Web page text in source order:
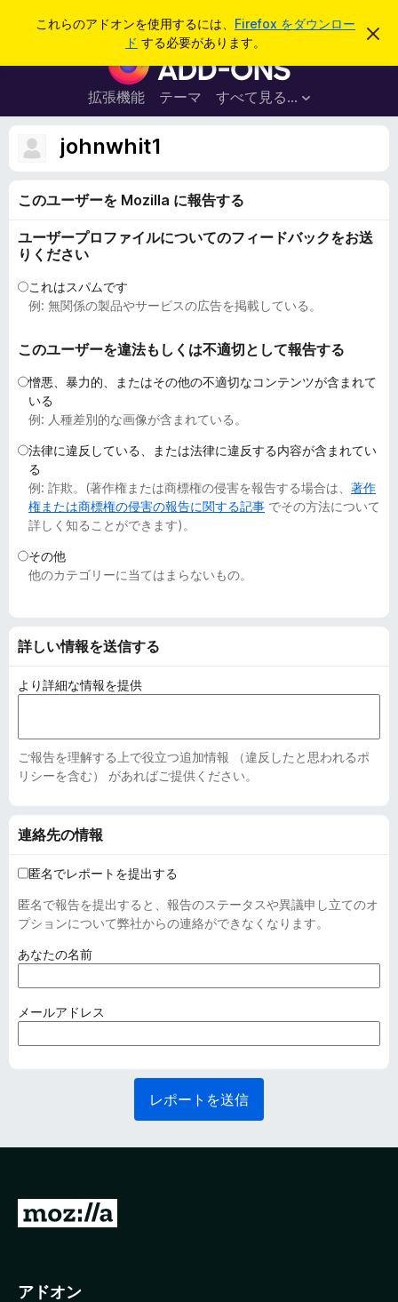
これらのアドオンを使用するには、 Firefox をダウンロー
ド する必要があります。
こ
を
F
i
r
e
ブ
ウ
ア
オ
拡張機能 テーマ すべて見る...
ログイン
johnwhit1
このユーザーを Mozilla に報告する
ユーザープロファイルについてのフィードバックをお送
りください
これはスパムです
例: 無関係の製品やサービスの広告を掲載している。
このユーザーを違法もしくは不適切として報告する
憎悪、暴力的、またはその他の不適切なコンテンツが含まれて
いる
例: 人種差別的な画像が含まれている。
法律に違反している、または法律に違反する内容が含まれてい
る
例: 詐欺。(著作権または商標権の侵害を報告する場合は、 著作
権または商標権の侵害の報告に関する記事 でその方法について
詳しく知ることができます)。
その他
他のカテゴリーに当てはまらないもの。
詳しい情報を送信する
より詳細な情報を提供
ご報告を理解する上で役立つ追加情報 （違反したと思われるポ
リシーを含む） があればご提供ください。
連絡先の情報
匿名でレポートを提出する
匿名で報告を提出すると、報告のステータスや異議申し立てのオ
プションについて弊社からの連絡ができなくなります。
あなたの名前(
須
)
メールアドレス
須
レポートを送信
M
i
アドオン